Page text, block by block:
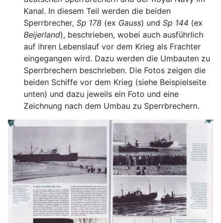
Kanal. In diesem Teil werden die beiden
Sperrbrecher, Sp 178 (ex Gauss) und Sp 144 (ex
Beijerland), beschrieben, wobei auch ausführlich
auf ihren Lebenslauf vor dem Krieg als Frachter
eingegangen wird. Dazu werden die Umbauten zu
Sperrbrechern beschrieben. Die Fotos zeigen die
beiden Schiffe vor dem Krieg (siehe Beispielseite
unten) und dazu jeweils ein Foto und eine
Zeichnung nach dem Umbau zu Sperrbrechern.